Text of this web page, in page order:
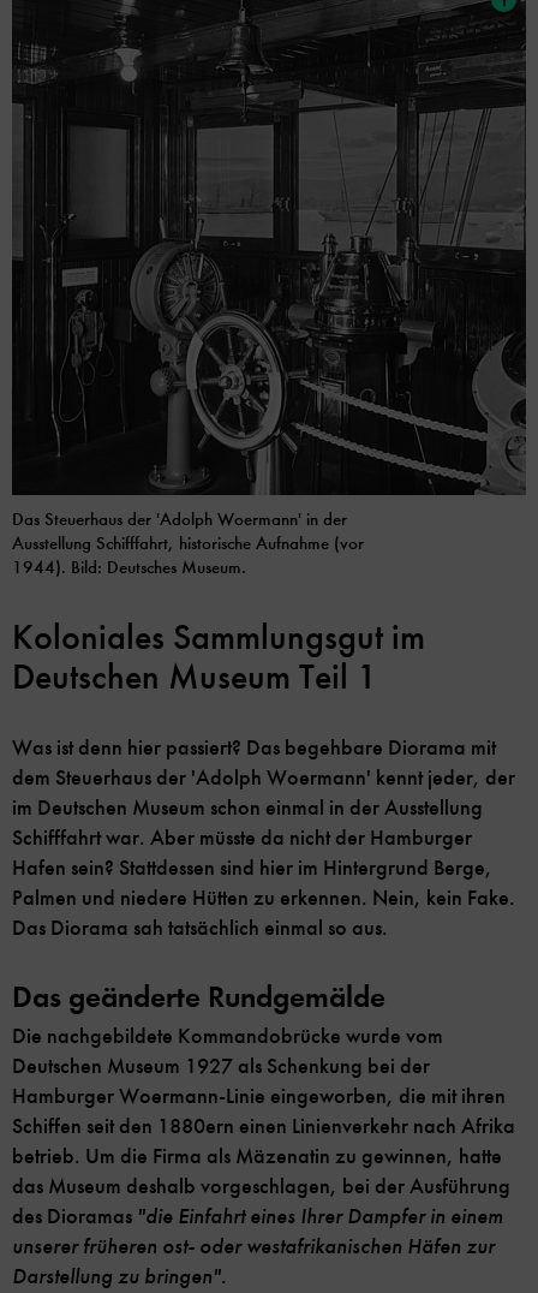
Das Steuerhaus der 'Adolph Woermann' in der
Ausstellung Schifffahrt, historische Aufnahme (vor
1944). Bild: Deutsches Museum.
Koloniales Sammlungsgut im
Deutschen Museum Teil 1
Was ist denn hier passiert? Das begehbare Diorama mit
dem Steuerhaus der 'Adolph Woermann' kennt jeder, der
im Deutschen Museum schon einmal in der Ausstellung
Schifffahrt war. Aber müsste da nicht der Hamburger
Hafen sein? Stattdessen sind hier im Hintergrund Berge,
Palmen und niedere Hütten zu erkennen. Nein, kein Fake.
Das Diorama sah tatsächlich einmal so aus.
Das geänderte Rundgemälde
Die nachgebildete Kommandobrücke wurde vom
Deutschen Museum 1927 als Schenkung bei der
Hamburger Woermann-Linie eingeworben, die mit ihren
Schiffen seit den 1880ern einen Linienverkehr nach Afrika
betrieb. Um die Firma als Mäzenatin zu gewinnen, hatte
das Museum deshalb vorgeschlagen, bei der Ausführung
des Dioramas "die Einfahrt eines Ihrer Dampfer in einem
unserer früheren ost- oder westafrikanischen Häfen zur
Darstellung zu bringen".